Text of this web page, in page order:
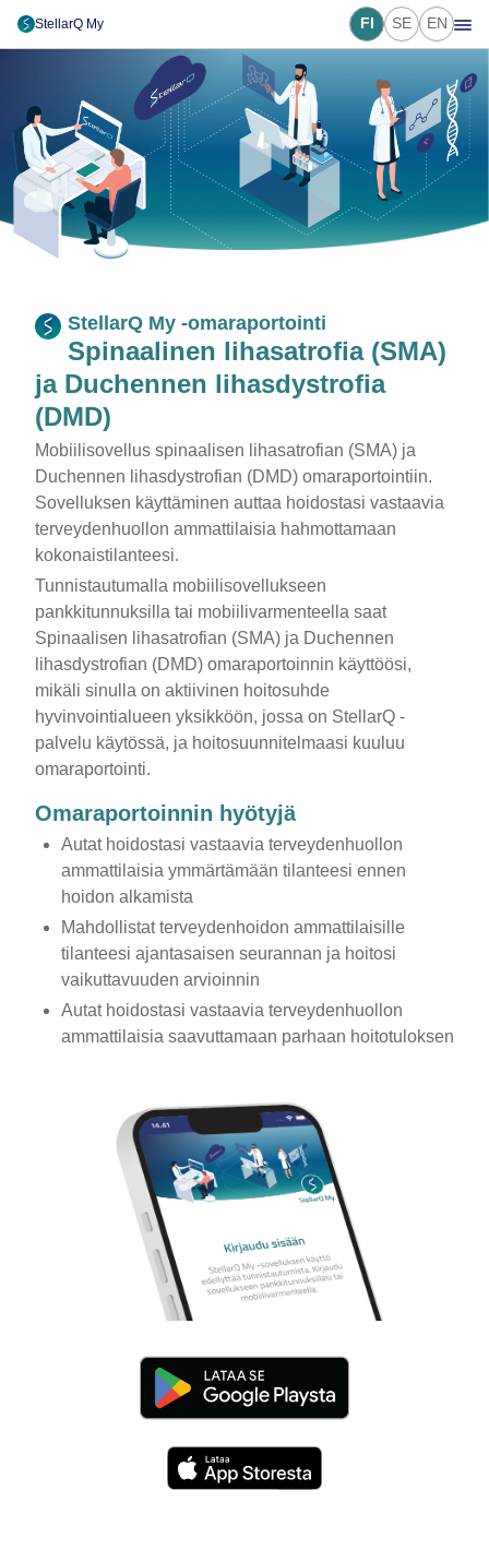
StellarQ My FI SE EN
StellarQ My -omaraportointi
Spinaalinen lihasatrofia (SMA)
ja Duchennen lihasdystrofia
(DMD)
Mobiilisovellus spinaalisen lihasatrofian (SMA) ja
Duchennen lihasdystrofian (DMD) omaraportointiin.
Sovelluksen käyttäminen auttaa hoidostasi vastaavia
terveydenhuollon ammattilaisia hahmottamaan
kokonaistilanteesi.
Tunnistautumalla mobiilisovellukseen
pankkitunnuksilla tai mobiilivarmenteella saat
Spinaalisen lihasatrofian (SMA) ja Duchennen
lihasdystrofian (DMD) omaraportoinnin käyttöösi,
mikäli sinulla on aktiivinen hoitosuhde
hyvinvointialueen yksikköön, jossa on StellarQ -
palvelu käytössä, ja hoitosuunnitelmaasi kuuluu
omaraportointi.
Omaraportoinnin hyötyjä
Autat hoidostasi vastaavia terveydenhuollon
ammattilaisia ymmärtämään tilanteesi ennen
hoidon alkamista
Mahdollistat terveydenhoidon ammattilaisille
tilanteesi ajantasaisen seurannan ja hoitosi
vaikuttavuuden arvioinnin
Autat hoidostasi vastaavia terveydenhuollon
ammattilaisia saavuttamaan parhaan hoitotuloksen